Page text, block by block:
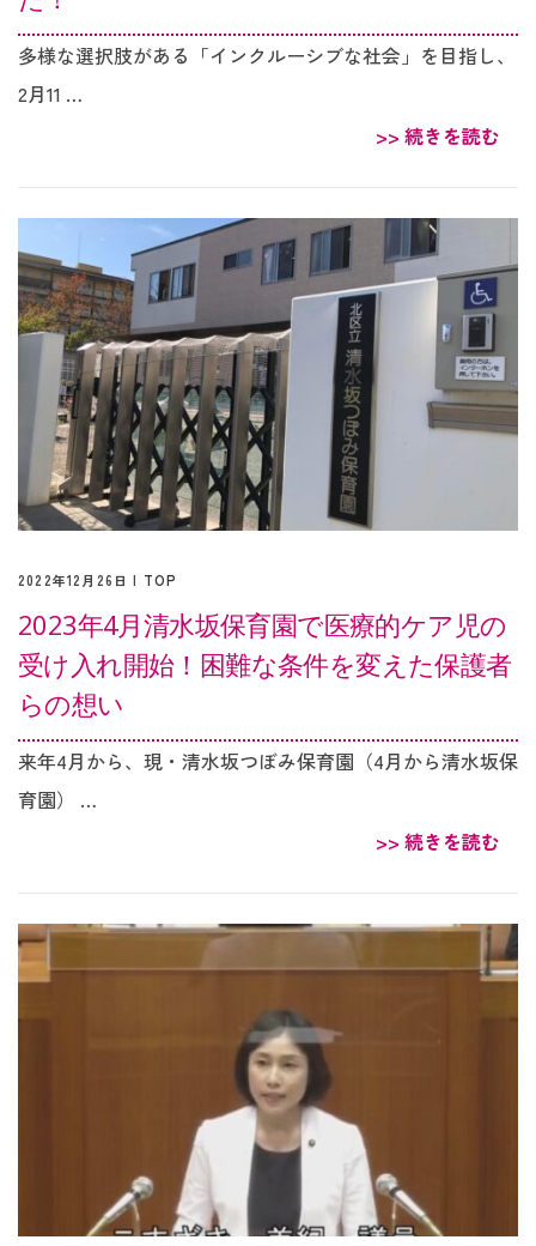
多様な選択肢がある「インクルーシブな社会」を目指し、
2月11 …
>> 続きを読む
2022年12月26日 | TOP
2023年4月清水坂保育園で医療的ケア児の
受け入れ開始！困難な条件を変えた保護者
らの想い
来年4月から、現・清水坂つぼみ保育園（4月から清水坂保
育園） …
>> 続きを読む